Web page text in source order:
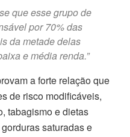
que esse grupo de
por 70% das
da metade delas
e média renda.”
a forte relação que
de risco modificáveis,
tabagismo e dietas
saturadas e